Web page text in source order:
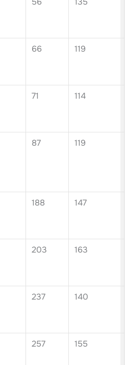
66 119
71 114
87 119
188 147
203 163
237 140
257 155